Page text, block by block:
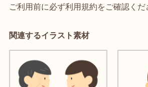
ご利用前に必ず利用規約をご確認くだ
関連するイラスト素材